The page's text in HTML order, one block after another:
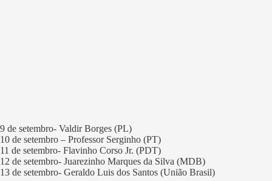
9 de setembro- Valdir Borges (PL)
10 de setembro – Professor Serginho (PT)
11 de setembro- Flavinho Corso Jr. (PDT)
12 de setembro- Juarezinho Marques da Silva (MDB)
13 de setembro- Geraldo Luis dos Santos (União Brasil)